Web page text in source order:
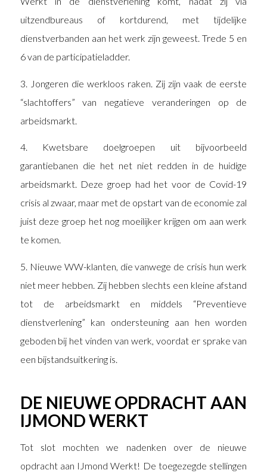
uitzendbureaus of kortdurend, met tijdelijke
dienstverbanden aan het werk zijn geweest. Trede 5 en
6 van de participatieladder.
3. Jongeren die werkloos raken. Zij zijn vaak de eerste
“slachtoffers” van negatieve veranderingen op de
arbeidsmarkt.
4. Kwetsbare doelgroepen uit bijvoorbeeld
garantiebanen die het net niet redden in de huidige
arbeidsmarkt. Deze groep had het voor de Covid-19
crisis al zwaar, maar met de opstart van de economie zal
juist deze groep het nog moeilijker krijgen om aan werk
te komen.
5. Nieuwe WW-klanten, die vanwege de crisis hun werk
niet meer hebben. Zij hebben slechts een kleine afstand
tot de arbeidsmarkt en middels “Preventieve
dienstverlening” kan ondersteuning aan hen worden
geboden bij het vinden van werk, voordat er sprake van
een bijstandsuitkering is.
DE NIEUWE OPDRACHT AAN
IJMOND WERKT
Tot slot mochten we nadenken over de nieuwe
opdracht aan IJmond Werkt! De toegezegde stellingen